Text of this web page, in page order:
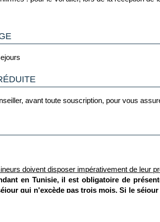
de spectacle
avant toute souscription, pour vous
doivent disposer impérativement de leur
en Tunisie, il est obligatoire de
qui n'excède pas trois mois. Si le
de l'Intérieur tunisien. Les voyageurs